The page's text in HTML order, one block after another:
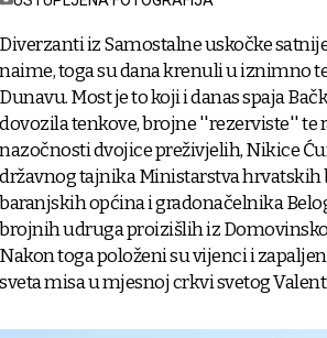
Diverzanti iz Samostalne uskočke
naime, toga su dana krenuli u iznimno
Dunavu. Most je to koji i danas spaja
dovozila tenkove, brojne ''rezerviste'' te
nazočnosti dvojice preživjelih, Nikice
državnog tajnika Ministarstva hrvatskih
baranjskih općina i gradonačelnika
brojnih udruga proizišlih iz
Nakon toga položeni su vijenci i
sveta misa u mjesnoj crkvi svetog